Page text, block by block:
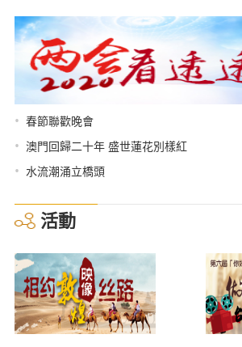
• 春節聯歡晚會
• 澳門回歸二十年 盛世蓮花別樣紅
• 水流潮涌立橋頭
活動